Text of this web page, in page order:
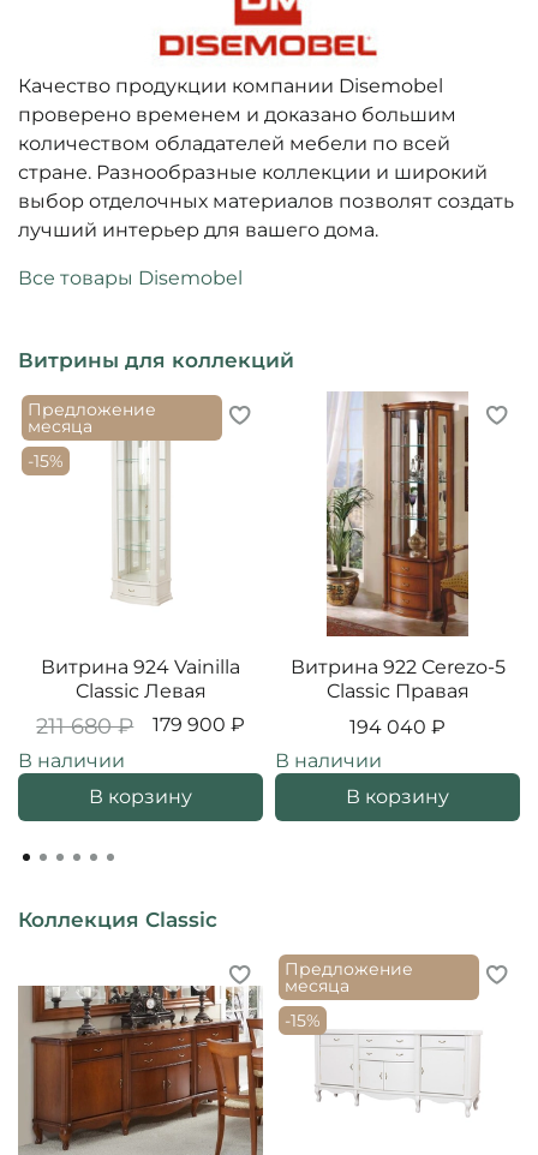
Качество продукции компании Disemobel
проверено временем и доказано большим
количеством обладателей мебели по всей
стране. Разнообразные коллекции и широкий
выбор отделочных материалов позволят создать
лучший интерьер для вашего дома.
Все товары Disemobel
Витрины для коллекций
Предложение
месяца
-15%
Витрина 924 Vainilla
Classic Левая
211 680 ₽
179 900 ₽
В наличии
В корзину
Витрина 922 Cerezo-5
Classic Правая
194 040 ₽
В наличии
В корзину
Коллекция Classic
Предложение
месяца
-15%